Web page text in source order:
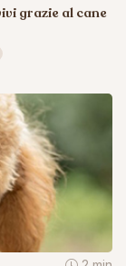
grazie al cane